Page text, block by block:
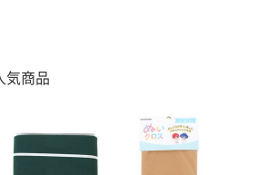
気商品